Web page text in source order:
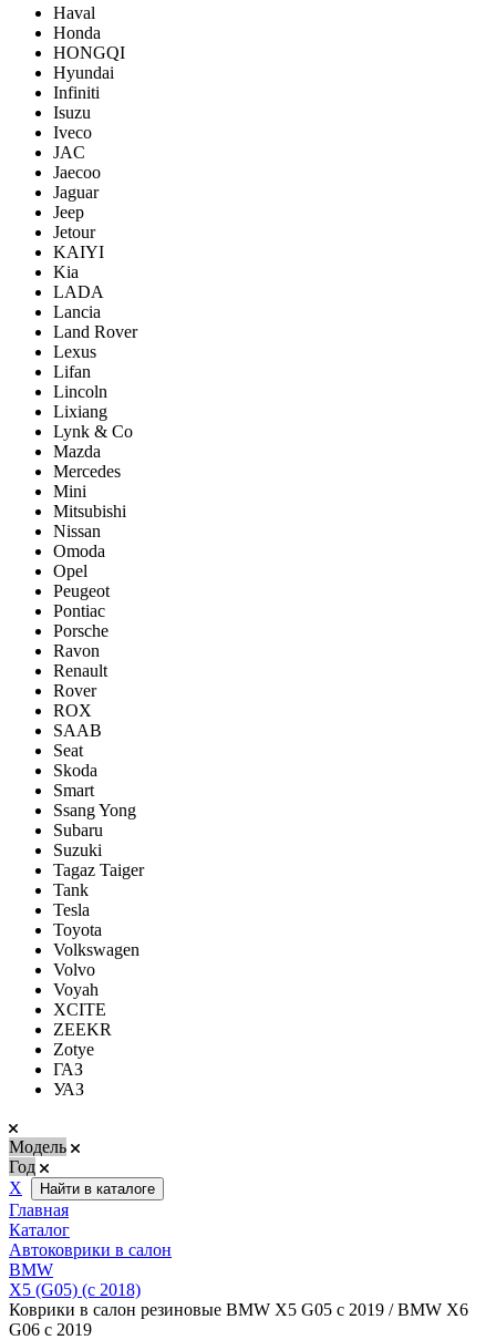
Haval
Honda
HONGQI
Hyundai
Infiniti
Isuzu
Iveco
JAC
Jaecoo
Jaguar
Jeep
Jetour
KAIYI
Kia
LADA
Lancia
Land Rover
Lexus
Lifan
Lincoln
Lixiang
Lynk & Co
Mazda
Mercedes
Mini
Mitsubishi
Nissan
Omoda
Opel
Peugeot
Pontiac
Porsсhe
Ravon
Renault
Rover
ROX
SAAB
Seat
Skoda
Smart
Ssang Yong
Subaru
Suzuki
Tagaz Taiger
Tank
Tesla
Toyota
Volkswagen
Volvo
Voyah
XCITE
ZEEKR
Zotye
ГАЗ
УАЗ
Модель
Год
Х
Найти в каталоге
Главная
Каталог
Автоковрики в салон
BMW
X5 (G05) (с 2018)
Коврики в салон резиновые BMW X5 G05 с 2019 / BMW X6
G06 с 2019